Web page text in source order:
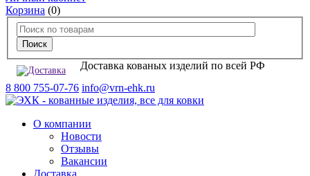
Корзина (0)
Доставка кованых изделий по всей РФ
8 800 755-07-76 info@vrn-ehk.ru
О компании
Новости
Отзывы
Вакансии
Доставка